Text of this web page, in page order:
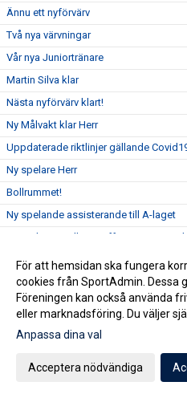
Ännu ett nyförvärv
Två nya värvningar
Vår nya Juniortränare
Martin Silva klar
Nästa nyförvärv klart!
Ny Målvakt klar Herr
Uppdaterade riktlinjer gällande
Ny spelare Herr
Bollrummet!
Ny spelande assisterande till A-laget
Samarbete mellan Staffanstorp United
Chans att bli miljonär och samtidigt
United?
Ny tränare klar för Staffanstorp United!
Uppdaterade riktlinjer gällande
Kansliet håller höstlov
Erbjudande från Sportringen
För att hemsidan ska fungera
cookies från SportAdmin. Dessa
Föreningen kan också använda
eller marknadsföring. Du väljer
Anpassa dina val
Acceptera nödvändiga